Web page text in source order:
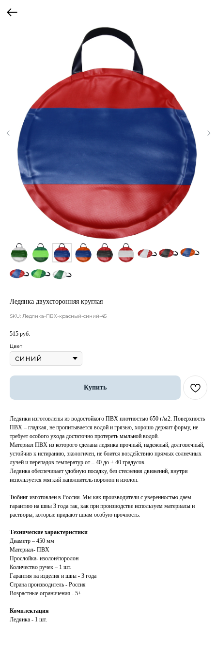
Ледянка двухсторонняя круглая
SKU: Ледянка-ПВХ-красный-синий-45
515 руб.
Цвет
Купить
Ледянки изготовлены из водостойкого ПВХ плотностью 650 г/м2. Поверхность
ПВХ – гладкая, не пропитывается водой и грязью, хорошо держит форму, не
требует особого ухода достаточно протереть мыльной водой.
Материал ПВХ из которого сделана ледянка прочный, надежный, долговечный,
устойчив к истиранию, экологичен, не боится воздействию прямых солнечных
лучей и перепадов температур от – 40 до + 40 градусов.
Ледянка обеспечивает удобную посадку, без стеснения движений, внутри
используется мягкий наполнитель поролон и изолон.
Тюбинг изготовлен в России. Мы как производители с уверенностью даем
гарантию на швы 3 года так, как при производстве используем материалы и
растворы, которые придают швам особую прочность.
Технические характеристики
Диаметр – 450 мм
Материал- ПВХ
Прослойка- изолон/поролон
Количество ручек – 1 шт.
Гарантия на изделия и швы - 3 года
Страна производитель - Россия
Возрастные ограничения - 5+
Комплектация
Ледянка - 1 шт.